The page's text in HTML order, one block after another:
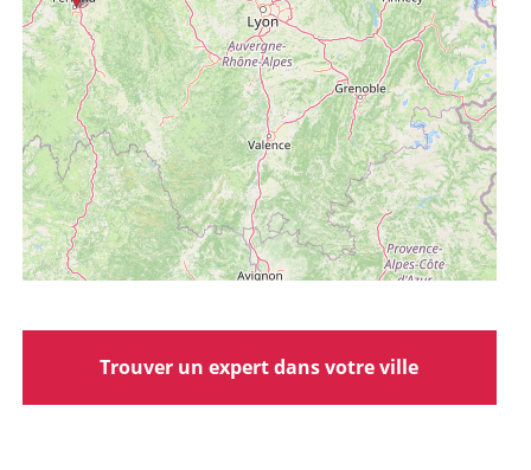
Trouver un expert dans votre ville